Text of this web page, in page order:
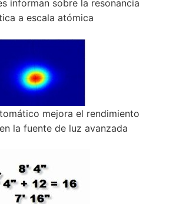
informan sobre la resonancia
a escala atómica
mejora el rendimiento
la fuente de luz avanzada